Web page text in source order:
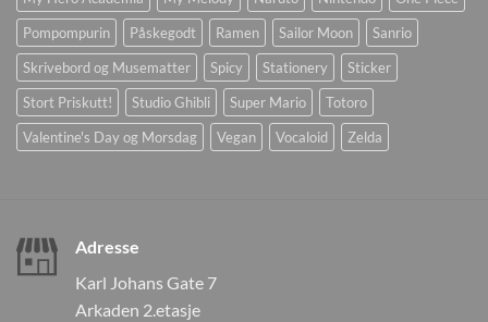
Pompompurin
Påskegodt Ramen Sailor Moon
Sanrio
Skrivebord og Musematter
Spicy Stationery
Sticker
Stort Priskutt!
Studio Ghibli Super Mario
Totoro
Valentine's Day og Morsdag
Vegan Vocaloid Zelda
Adresse
Karl Johans Gate 7
Arkaden 2.etasje